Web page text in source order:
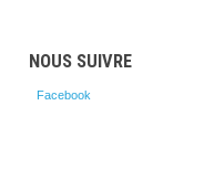
NOUS SUIVRE
Facebook